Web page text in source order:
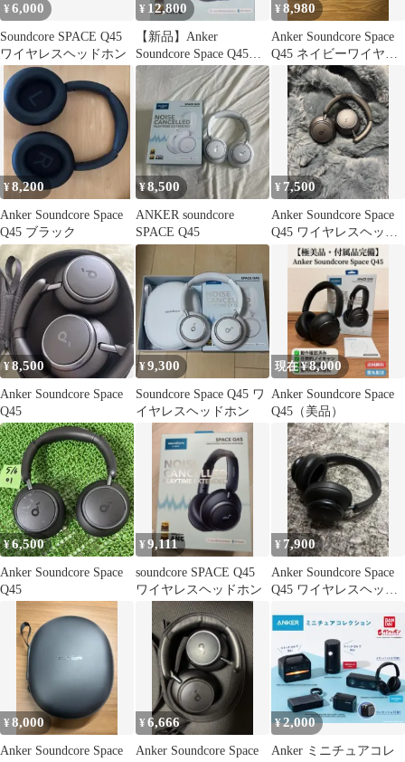
¥6,000
Soundcore SPACE Q45
ワイヤレスヘッドホン
¥ 12,800
【新品】Anker
Soundcore Space Q45
ANCヘッドホン
¥8,980
Anker Soundcore Space
Q45 ネイビーワイヤレ
スヘッドホン
¥8,200
Anker Soundcore Space
Q45 ブラック
¥8,500
ANKER soundcore
SPACE Q45
¥ 7,500
Anker Soundcore Space
Q45 ワイヤレスヘッド
ホン 本体
¥8,500
Anker Soundcore Space
Q45
¥9,300
Soundcore Space Q45 ワ
イヤレスヘッドホン
現在 ¥8,000
￼￼￼￼￼￼￼￼￼Anker Soundcore Space
Q45（美品）
¥6,500
Anker Soundcore Space
Q45
¥9,111
soundcore SPACE Q45
ワイヤレスヘッドホン
¥ 7,900
Anker Soundcore Space
Q45 ワイヤレスヘッド
¥8,000
Anker Soundcore Space
¥6,666
Anker Soundcore Space
¥2,000
Anker ミニチュアコレ